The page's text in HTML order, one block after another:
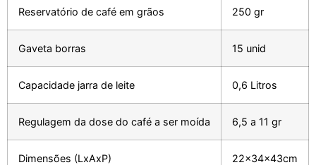
Reservatório de café em grãos 250 gr
Gaveta borras 15 unid
Capacidade jarra de leite 0,6 Litros
Regulagem da dose do café a ser moída 6,5 a 11 gr
Dimensões (LxAxP) 22x34x43cm